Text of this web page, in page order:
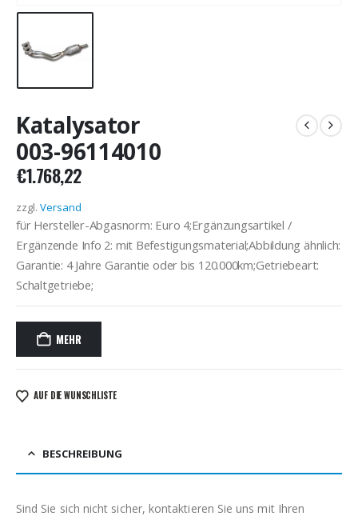
Katalysator
003-96114010
€1.768,22
zzgl. Versand
für Hersteller-Abgasnorm: Euro 4;Ergänzungsartikel /
Ergänzende Info 2: mit Befestigungsmaterial;Abbildung ähnlich:
Garantie: 4 Jahre Garantie oder bis 120.000km;Getriebeart:
Schaltgetriebe;
MEHR
AUF DIE WUNSCHLISTE
BESCHREIBUNG
Sind Sie sich nicht sicher, kontaktieren Sie uns mit Ihren